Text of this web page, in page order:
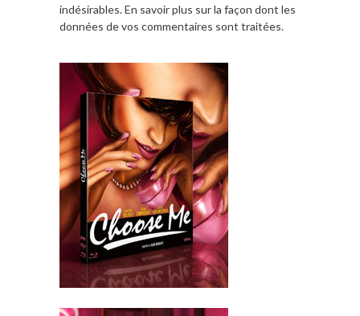
indésirables.En savoir plus sur la façon dont les
données de vos commentaires sont traitées.